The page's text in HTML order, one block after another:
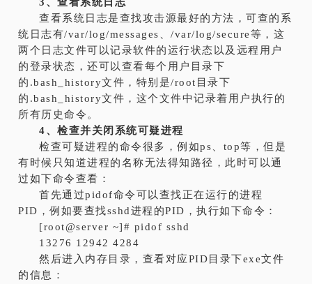
查看系统日志是查找攻击源最好的方法，可查的系
统日志有/var/log/messages、/var/log/secure等，这
两个日志文件可以记录软件的运行状态以及远程用户
的登录状态，还可以查看每个用户目录下
的.bash_history文件，特别是/root目录下
的.bash_history文件，这个文件中记录着用户执行的
所有历史命令。
4、检查并关闭系统可疑进程
检查可疑进程的命令很多，例如ps、top等，但是
有时候只知道进程的名称无法得知路径，此时可以通
过如下命令查看：
首先通过pidof命令可以查找正在运行的进程
PID，例如要查找sshd进程的PID，执行如下命令：
[root@server ~]# pidof sshd
13276 12942 4284
然后进入内存目录，查看对应PID目录下exe文件
的信息：